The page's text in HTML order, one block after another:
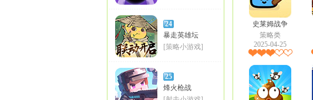
24
暴走英雄坛
[策略小游戏]
25
烽火枪战
史莱姆战争
策略类
2025-04-25